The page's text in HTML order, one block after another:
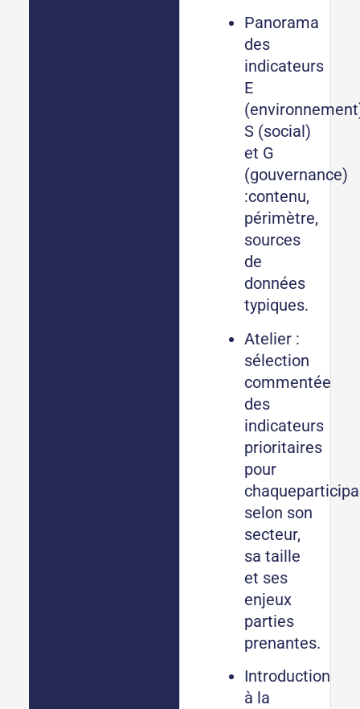
Panorama
des
indicateurs
E
S (social)
et G
(gouvernance)
:contenu,
périmètre,
sources
de
données
typiques.
Atelier :
sélection
commentée
des
indicateurs
prioritaires
pour
selon son
secteur,
sa taille
et ses
enjeux
parties
prenantes.
Introduction
à la